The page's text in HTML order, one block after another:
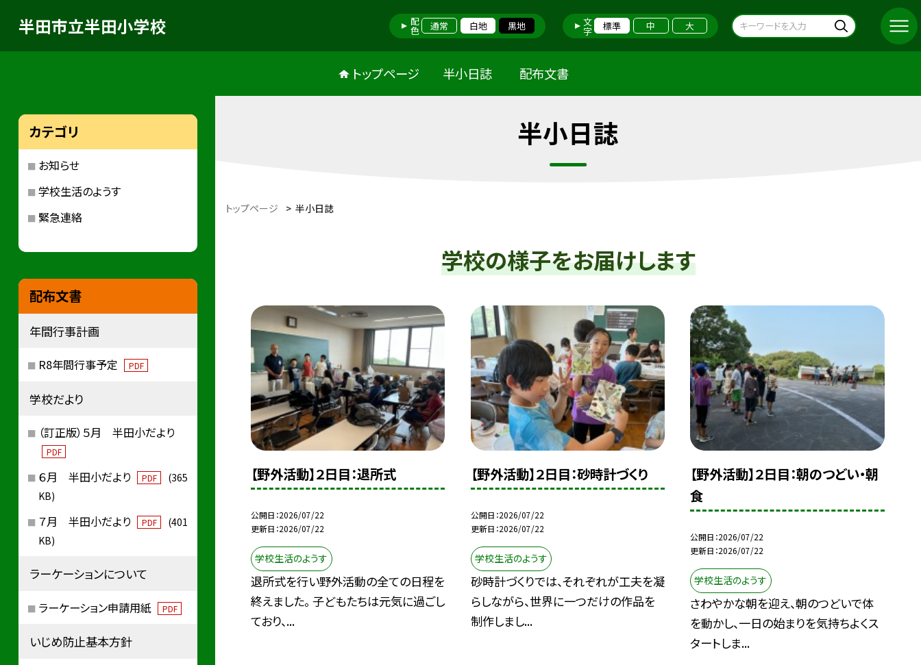
半田市立半田小学校 配色 通常 白地 黒地 文字 標準 中 大
トップページ 半小日誌 配布文書
半小日誌
トップページ > 半小日誌
学校の様子をお届けします
【野外活動】２日目：退所式
公開日 2026/07/22
更新日 2026/07/22
学校生活のようす
退所式を行い野外活動の全ての日程を
終えました。 子どもたちは元気に過ごし
ており、...
【野外活動】２日目：砂時計づくり
公開日 2026/07/22
更新日 2026/07/22
学校生活のようす
砂時計づくりでは、それぞれが工夫を凝
らしながら、世界に一つだけの作品を
制作しまし...
【野外活動】２日目：朝のつどい・朝
食
公開日 2026/07/22
更新日 2026/07/22
学校生活のようす
さわやかな朝を迎え、朝のつどいで体
を動かし、一日の始まりを気持ちよくス
タートしま...
カテゴリ
お知らせ
学校生活のようす
緊急連絡
配布文書
年間行事計画
R8年間行事予定 PDF
学校だより
（訂正版）５月 半田小だより
PDF
６月 半田小だより PDF
(365
KB)
７月 半田小だより PDF
(401
KB)
ラーケーションについて
ラーケーション申請用紙 PDF
いじめ防止基本方針